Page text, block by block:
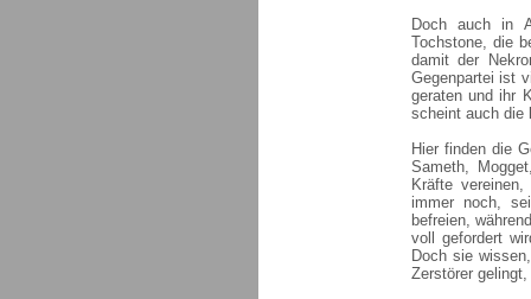
Doch auch in
Tochstone, die
damit der
Gegenpartei ist
geraten und ihr
scheint auch die
Hier finden die
Sameth,
Kräfte
immer noch,
befreien,
voll gefordert
Doch sie
Zerstörer